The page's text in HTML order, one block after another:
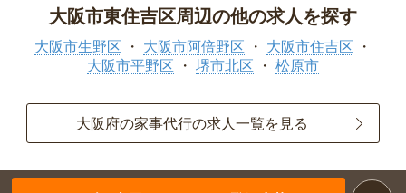
大阪市東住吉区周辺の他の求人を探す
大阪市生野区 大阪市阿倍野区
大阪市住吉区
大阪市平野区
堺市北区 松原市
大阪府の家事代行の求人一覧を見る